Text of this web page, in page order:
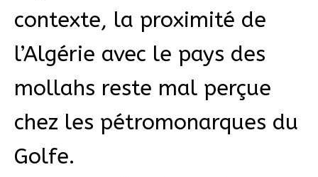
contexte, la proximité de
l’Algérie avec le pays des
mollahs reste mal perçue
chez les pétromonarques du
Golfe.